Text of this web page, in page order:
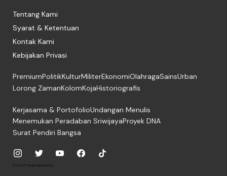
Tentang Kami
Syarat & Ketentuan
Kontak Kami
Kebijakan Privasi
PremiumPolitikKulturMiliterEkonomiOlahragaSainsUrban
Lorong ZamanKolomKojaHistoriografis
Kerjasama & PortofolioUndangan Menulis
Menemukan Peradaban SriwijayaProyek DNA
Surat Pendiri Bangsa
© 2026, PT. Media Digital Historia.